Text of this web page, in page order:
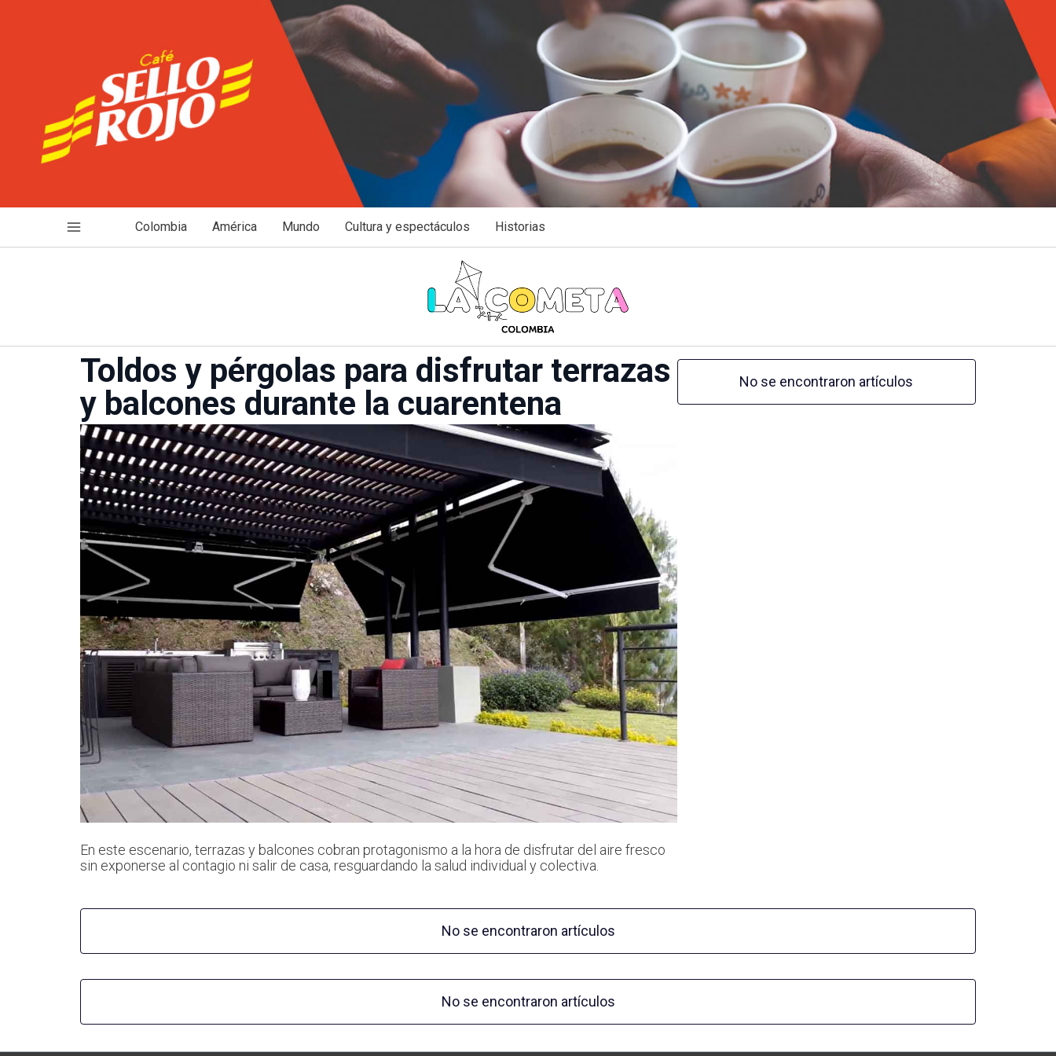
Colombia América Mundo Cultura y espectáculos Historias
Toldos y pérgolas para disfrutar terrazas
y balcones durante la cuarentena
En este escenario, terrazas y balcones cobran protagonismo a la hora de disfrutar del aire fresco
sin exponerse al contagio ni salir de casa, resguardando la salud individual y colectiva.
No se encontraron artículos
No se encontraron artículos
No se encontraron artículos